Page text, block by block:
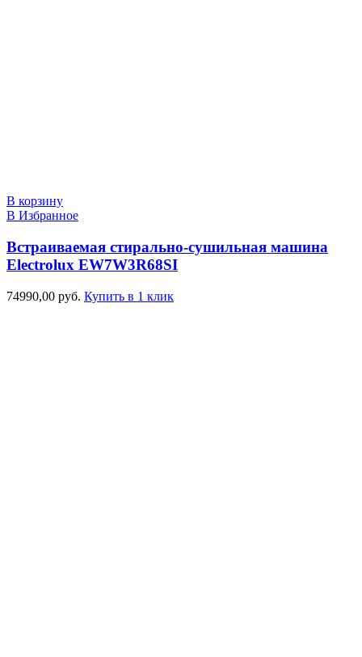
В корзину
В Избранное
Встраиваемая стирально-сушильная машина
Electrolux EW7W3R68SI
74990,00 руб. Купить в 1 клик